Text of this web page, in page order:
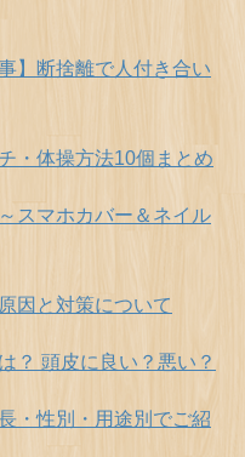
】断捨離で人付き合い
・体操方法10個まとめ
スマホカバー＆ネイル
因と対策について
？ 頭皮に良い？悪い？
・性別・用途別でご紹